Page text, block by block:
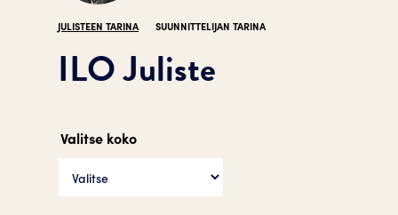
JULISTEEN TARINA SUUNNITTELIJAN TARINA
ILO Juliste
Valitse koko